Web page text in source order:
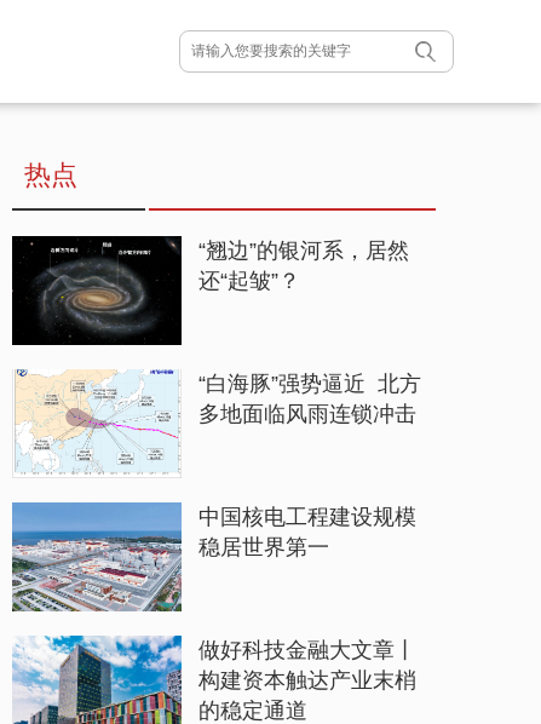
热点
“翘边”的银河系，居然
还“起皱”？
“白海豚”强势逼近 北方
多地面临风雨连锁冲击
中国核电工程建设规模
稳居世界第一
做好科技金融大文章丨
构建资本触达产业末梢
的稳定通道